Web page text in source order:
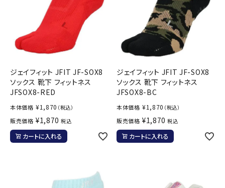
ジェイフィット JFIT JF-SOX8
ソックス 靴下 フィットネス
JFSOX8-RED
本体価格 ¥1,870 （税込）
販売価格 ¥1,870 税込
カートに入れる
ジェイフィット JFIT JF-SOX8
ソックス 靴下 フィットネス
JFSOX8-BC
本体価格 ¥1,870 （税込）
販売価格 ¥1,870 税込
カートに入れる